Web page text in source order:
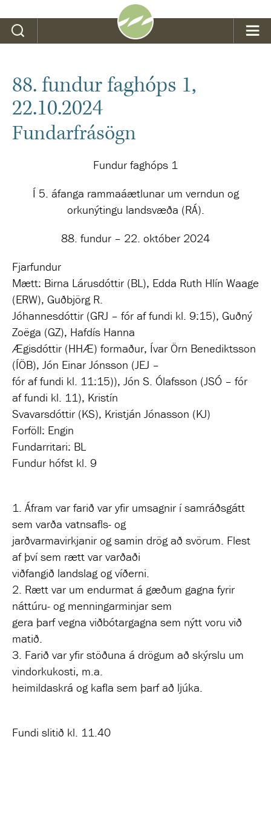
88. fundur faghóps 1,
22.10.2024
Fundarfrásögn
Fundur faghóps 1
Í 5. áfanga rammaáætlunar um verndun og
orkunýtingu landsvæða (RÁ).
88. fundur – 22. október 2024
Fjarfundur
Mætt: Birna Lárusdóttir (BL), Edda Ruth Hlín Waage
(ERW), Guðbjörg R.
Jóhannesdóttir (GRJ – fór af fundi kl. 9:15), Guðný
Zoëga (GZ), Hafdís Hanna
Ægisdóttir (HHÆ) formaður, Ívar Örn Benediktsson
(ÍÖB), Jón Einar Jónsson (JEJ –
fór af fundi kl. 11:15)), Jón S. Ólafsson (JSÓ – fór
af fundi kl. 11), Kristín
Svavarsdóttir (KS), Kristján Jónasson (KJ)
Forföll: Engin
Fundarritari: BL
Fundur hófst kl. 9
1. Áfram var farið var yfir umsagnir í samráðsgátt
sem varða vatnsafls- og
jarðvarmavirkjanir og samin drög að svörum. Flest
af því sem rætt var varðaði
viðfangið landslag og víðerni.
2. Rætt var um endurmat á gæðum gagna fyrir
náttúru- og menningarminjar sem
gera þarf vegna viðbótargagna sem nýtt voru við
matið.
3. Farið var yfir stöðuna á drögum að skýrslu um
vindorkukosti, m.a.
heimildaskrá og kafla sem þarf að ljúka.
Fundi slitið kl. 11.40